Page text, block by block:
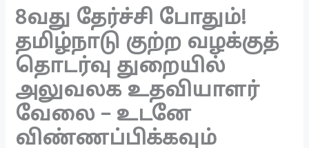
8வது தேர்ச்சி போதும்!
தமிழ்நாடு குற்ற வழக்குத்
தொடர்வு துறையில்
அலுவலக உதவியாளர்
வேலை – உடனே
விண்ணப்பிக்கவும்